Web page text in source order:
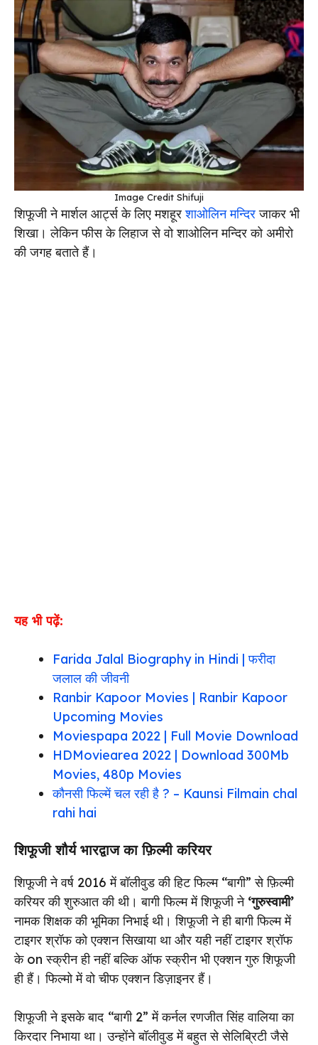
Image Credit Shifuji
शिफूजी ने मार्शल आर्ट्स के लिए मशहूरशाओलिन मन्दिरजाकर भी
शिखा। लेकिन फीस के लिहाज से वो शाओलिन मन्दिर को अमीरो
की जगह बताते हैं।
यह भी पढ़ें:
Farida Jalal Biography in Hindi | फरीदा
जलाल की जीवनी
Ranbir Kapoor Movies | Ranbir Kapoor
Upcoming Movies
Moviespapa 2022 | Full Movie Download
HDMoviearea 2022 | Download 300Mb
Movies, 480p Movies
कौनसी फिल्में चल रही है ? – Kaunsi Filmain chal
rahi hai
शिफूजी शौर्य भारद्वाज का फ़िल्मी करियर
शिफूजी ने वर्ष 2016 में बॉलीवुड की हिट फिल्म “बागी” से फ़िल्मी
करियर की शुरुआत की थी। बागी फिल्म में शिफूजी ने ‘गुरुस्वामी’
नामक शिक्षक की भूमिका निभाई थी। शिफूजी ने ही बागी फिल्म में
टाइगर श्रॉफ को एक्शन सिखाया था और यही नहीं टाइगर श्रॉफ
के on स्क्रीन ही नहीं बल्कि ऑफ स्क्रीन भी एक्शन गुरु शिफूजी
ही हैं। फिल्मो में वो चीफ एक्शन डिज़ाइनर हैं।
शिफूजी ने इसके बाद “बागी 2” में कर्नल रणजीत सिंह वालिया का
किरदार निभाया था। उन्होंने बॉलीवुड में बहुत से सेलिब्रिटी जैसे